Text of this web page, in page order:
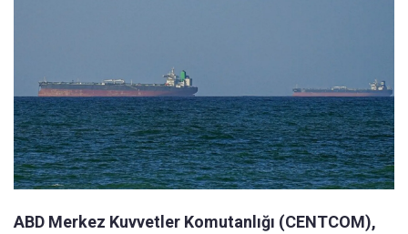
ABD Merkez Kuvvetler Komutanlığı (CENTCOM),